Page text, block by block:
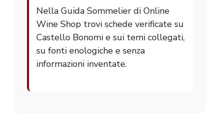
Nella Guida Sommelier di Online
Wine Shop trovi schede verificate su
Castello Bonomi e sui temi collegati,
su fonti enologiche e senza
informazioni inventate.